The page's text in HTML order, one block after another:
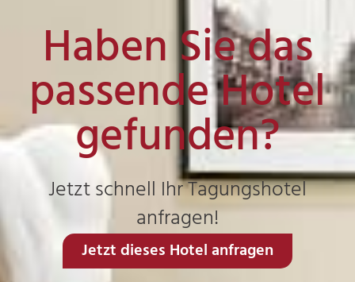
Haben Sie das
passende Hotel
gefunden?
Jetzt schnell Ihr Tagungshotel
anfragen!
Jetzt dieses Hotel anfragen